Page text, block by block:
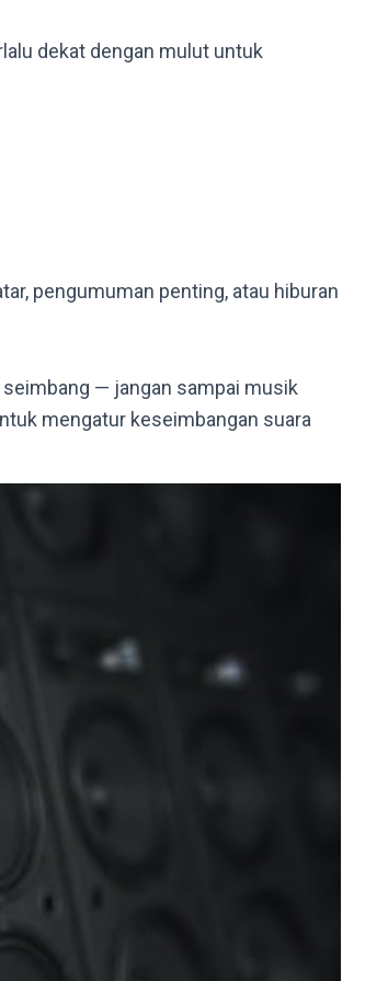
dekat dengan mulut untuk
pengumuman penting, atau hiburan
— jangan sampai musik
mengatur keseimbangan suara